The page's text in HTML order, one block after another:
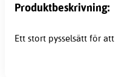
Produktbeskrivning:
Ett stort pysselsätt för